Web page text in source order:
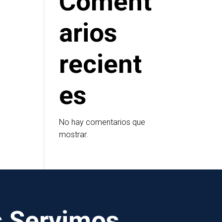
arios
recient
es
No hay comentarios que
mostrar.